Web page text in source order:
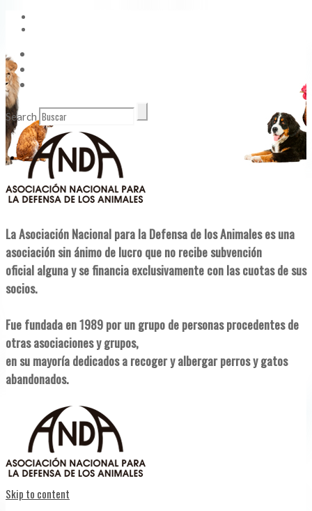
Search
La Asociación Nacional para la Defensa de los Animales es una
asociación sin ánimo de lucro que no recibe subvención
oficial alguna y se financia exclusivamente con las cuotas de sus
socios.
Fue fundada en 1989 por un grupo de personas procedentes de
otras asociaciones y grupos,
en su mayoría dedicados a recoger y albergar perros y gatos
abandonados.
Skip to content